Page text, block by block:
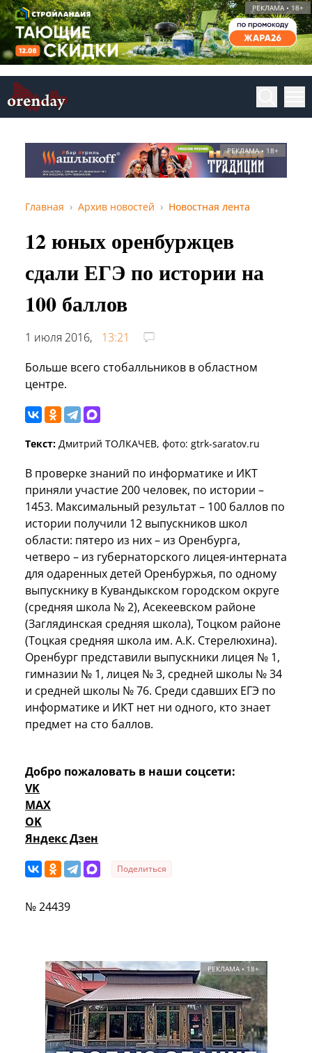
РЕКЛАМА • 18+
РЕКЛАМА • 18+
Главная Архив новостей Новостная лента
12 юных оренбуржцев
сдали ЕГЭ по истории на
100 баллов
1 июля 2016,
13:21
Больше всего стобалльников в областном
центре.
Текст: Дмитрий ТОЛКАЧЕВ, фото: gtrk-saratov.ru
В проверке знаний по информатике и ИКТ
приняли участие 200 человек, по истории –
1453. Максимальный результат – 100 баллов по
истории получили 12 выпускников школ
области: пятеро из них – из Оренбурга,
четверо – из губернаторского лицея-интерната
для одаренных детей Оренбуржья, по одному
выпускнику в Кувандыкском городском округе
(средняя школа № 2), Асекеевском районе
(Заглядинская средняя школа), Тоцком районе
(Тоцкая средняя школа им. А.К. Стерелюхина).
Оренбург представили выпускники лицея № 1,
гимназии № 1, лицея № 3, средней школы № 34
и средней школы № 76. Среди сдавших ЕГЭ по
информатике и ИКТ нет ни одного, кто знает
предмет на сто баллов.
Добро пожаловать в наши соцсети:
VK
MAX
OK
Яндекс Дзен
Поделиться
№ 24439
РЕКЛАМА • 18+